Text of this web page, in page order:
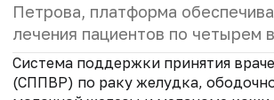
Петрова, платформа
лечения пациентов по четырем
Система поддержки принятия
(СППВР) по раку желудка,